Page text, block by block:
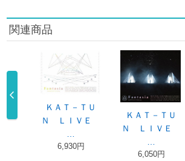
関連商品
ｉ
…
Ｈｏｎｅｙ
3,080円